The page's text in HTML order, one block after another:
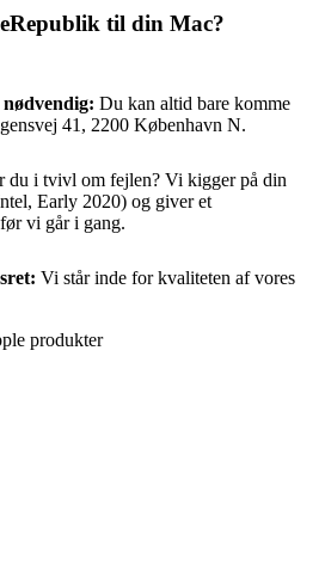
til din Mac?
Du kan altid bare komme
41, 2200 København N.
du i tvivl om fejlen? Vi kigger på din
Early 2020) og giver et
vi går i gang.
Vi står inde for kvaliteten af vores
produkter